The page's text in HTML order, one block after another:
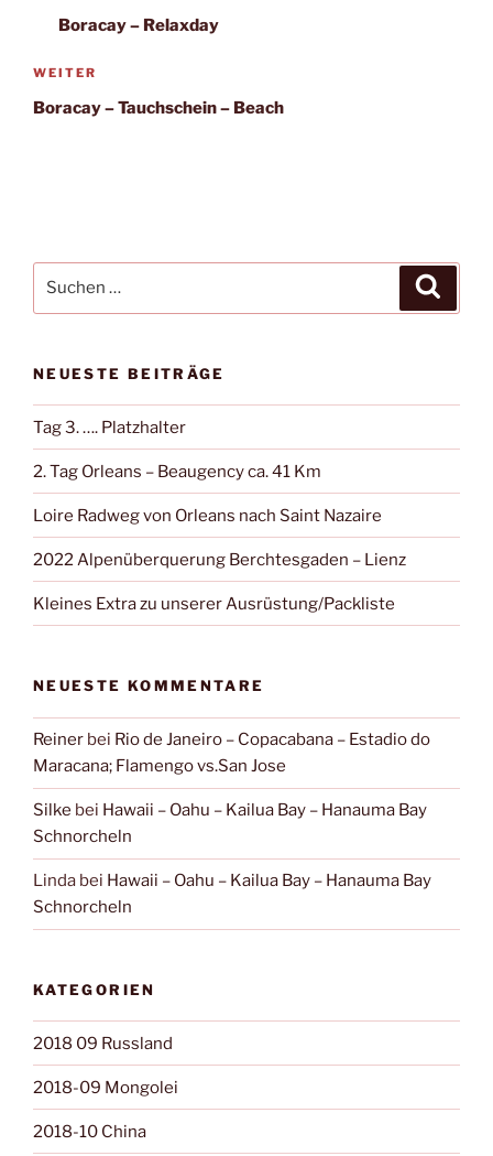
Beitrag
Boracay – Relaxday
Nächster
Beitrag
WEITER
Boracay – Tauchschein – Beach
nach:
NEUESTE BEITRÄGE
Tag 3. …. Platzhalter
2. Tag Orleans – Beaugency ca. 41 Km
Loire Radweg von Orleans nach Saint Nazaire
2022 Alpenüberquerung Berchtesgaden – Lienz
Kleines Extra zu unserer Ausrüstung/Packliste
NEUESTE KOMMENTARE
Reiner bei Rio de Janeiro – Copacabana – Estadio do
Maracana; Flamengo vs.San Jose
Silke bei Hawaii – Oahu – Kailua Bay – Hanauma Bay
Schnorcheln
Linda bei Hawaii – Oahu – Kailua Bay – Hanauma Bay
Schnorcheln
KATEGORIEN
2018 09 Russland
2018-09 Mongolei
2018-10 China